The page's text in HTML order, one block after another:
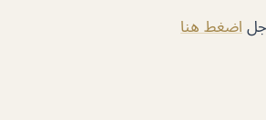
اضغط هنا